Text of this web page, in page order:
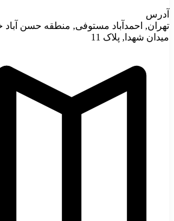
آدرس
تهران, احمدآباد مستوفی, منطقه حسن آباد
میدان شهدا, پلاک 11